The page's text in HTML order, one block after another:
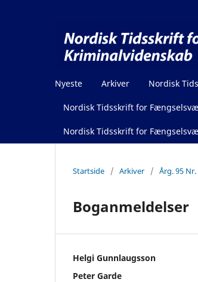
Nyeste Arkiver Nordisk
Nordisk Tidsskrift for
Nordisk Tidsskrift for
Startside / Arkiver / Årg. 95
Boganmeldelser
Helgi Gunnlaugsson
Peter Garde